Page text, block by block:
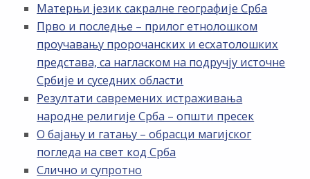
Матерњи језик сакралне географије Срба
Прво и последње – прилог етнолошком
проучавању пророчанских и есхатолошких
представа, са нагласком на подручју источне
Србије и суседних области
Резултати савремених истраживања
народне религије Срба – општи пресек
О бајању и гатању – обрасци магијског
погледа на свет код Срба
Слично и супротно